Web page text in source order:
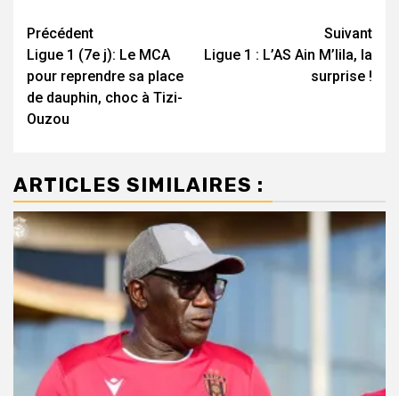
Navigation
d’article
Précédent
Ligue 1 (7e j): Le MCA
pour reprendre sa place
de dauphin, choc à Tizi-
Ouzou
Suivant
Ligue 1 : L’AS Ain M’lila, la
surprise !
ARTICLES SIMILAIRES :